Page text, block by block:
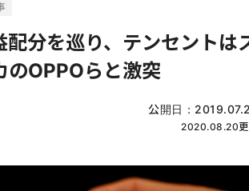
配分を巡り、テンセントは
のOPPOらと激突
公開日：
2020.08.20